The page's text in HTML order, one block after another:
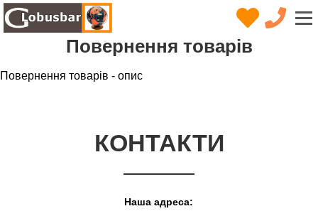
Повернення товарів
Повернення товарів - опис
КОНТАКТИ
Наша адреса: